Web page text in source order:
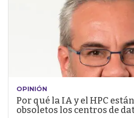
OPINIÓN
Por qué la IA y el HPC
obsoletos los centros de